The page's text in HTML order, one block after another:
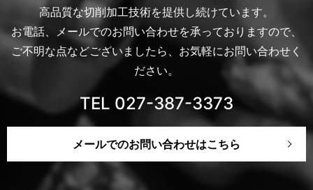
高品質な切削加工技術を提供し続けています。
お電話、メールでのお問い合わせを承っておりますので、
ご不明な点などございましたら、お気軽にお問い合わせく
ださい。
TEL 027-387-3373
メールでのお問い合わせはこちら